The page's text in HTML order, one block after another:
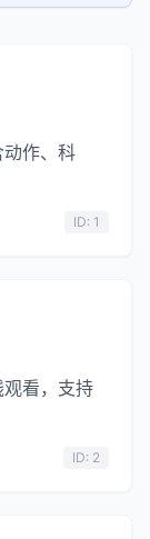
作、科
ID: 1
看，支持
ID: 2